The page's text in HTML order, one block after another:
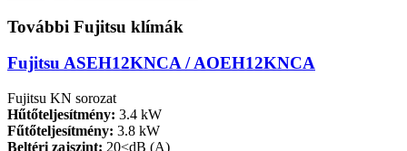
További Fujitsu klímák
Fujitsu ASEH12KNCA / AOEH12KNCA
Fujitsu KN sorozat
Hűtőteljesítmény: 3.4 kW
Fűtőteljesítmény: 3.8 kW
Beltéri zajszint: 20<dB (A)